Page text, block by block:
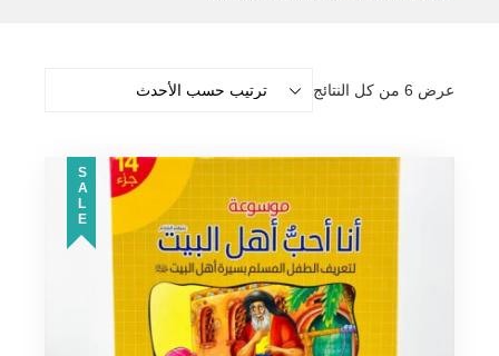
عرض ⁦6⁩ من كل النتائج
تم
الأحدث
SALE